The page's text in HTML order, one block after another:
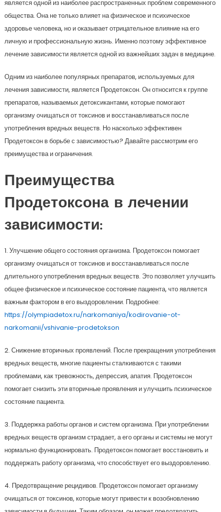
является одной из наиболее распространенных проблем современного
общества. Она не только влияет на физическое и психическое
здоровье человека, но и оказывает отрицательное влияние на его
личную и профессиональную жизнь. Именно поэтому эффективное
лечение зависимости является одной из важнейших задач в медицине.
Одним из наиболее популярных препаратов, используемых для
лечения зависимости, является Продетоксон. Он относится к группе
препаратов, называемых детоксикантами, которые помогают
организму очищаться от токсинов и восстанавливаться после
употребления вредных веществ. Но насколько эффективен
Продетоксон в борьбе с зависимостью? Давайте рассмотрим его
преимущества и ограничения.
Преимущества
Продетоксона в лечении
зависимости:
1. Улучшение общего состояния организма. Продетоксон помогает
организму очищаться от токсинов и восстанавливаться после
длительного употребления вредных веществ. Это позволяет улучшить
общее физическое и психическое состояние пациента, что является
важным фактором в его выздоровлении. Подробнее:
https://olympiadetox.ru/narkomaniya/kodirovanie-ot-
narkomanii/vshivanie-prodetokson
2. Снижение вторичных проявлений. После прекращения употребления
вредных веществ, многие пациенты сталкиваются с такими
проблемами, как тревожность, депрессия, апатия. Продетоксон
помогает снизить эти вторичные проявления и улучшить психическое
состояние пациента.
3. Поддержка работы органов и систем организма. При употреблении
вредных веществ организм страдает, а его органы и системы не могут
нормально функционировать. Продетоксон помогает восстановить и
поддержать работу организма, что способствует его выздоровлению.
4. Предотвращение рецидивов. Продетоксон помогает организму
очищаться от токсинов, которые могут привести к возобновлению